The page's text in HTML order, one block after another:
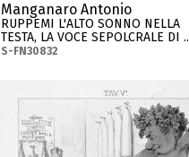
Manganaro Antonio
RUPPEMI L'ALTO SONNO NELLA
TESTA, LA VOCE SEPOLCRALE DI ..
S-FN30832